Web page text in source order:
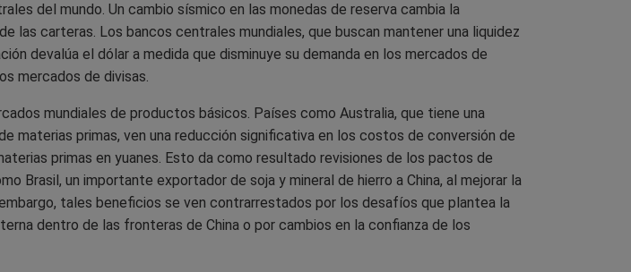
del mundo. Un cambio sísmico en las monedas de reserva cambia la
las carteras. Los bancos centrales mundiales, que buscan mantener una liquidez
devalúa el dólar a medida que disminuye su demanda en los mercados de
mercados de divisas.
mundiales de productos básicos. Países como Australia, que tiene una
materias primas, ven una reducción significativa en los costos de conversión de
primas en yuanes. Esto da como resultado revisiones de los pactos de
un importante exportador de soja y mineral de hierro a China, al mejorar la
tales beneficios se ven contrarrestados por los desafíos que plantea la
dentro de las fronteras de China o por cambios en la confianza de los